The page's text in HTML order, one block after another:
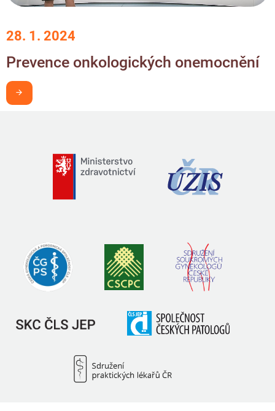
28. 1. 2024
Prevence onkologických onemocnění